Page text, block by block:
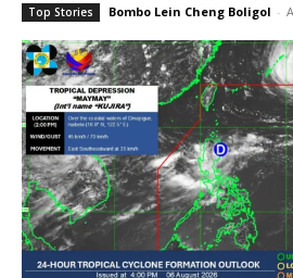
Top Stories Bombo Lein Cheng Boligol -